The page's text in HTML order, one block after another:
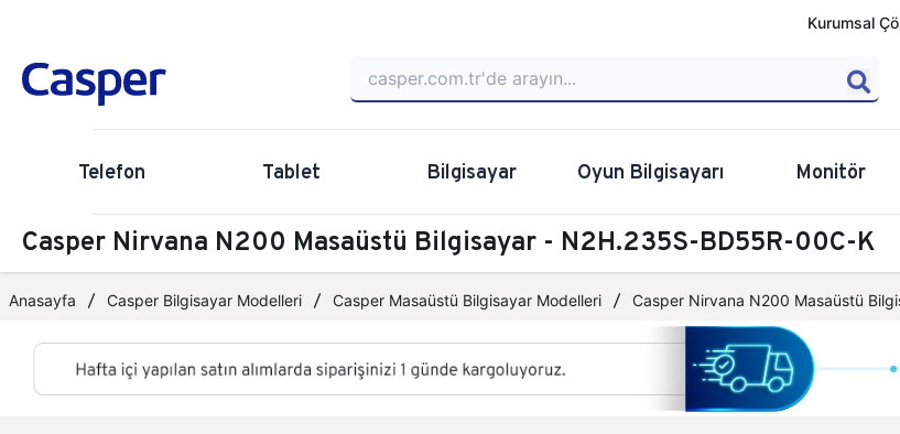
Kurumsal
Telefon Tablet Bilgisayar Oyun Bilgisayarı Monitör
Casper Nirvana N200 Masaüstü Bilgisayar - N2H.235S-BD55R-00C-K
Anasayfa Casper Bilgisayar Modelleri Casper Masaüstü Bilgisayar Modelleri Casper Nirvana N200 Masaüstü